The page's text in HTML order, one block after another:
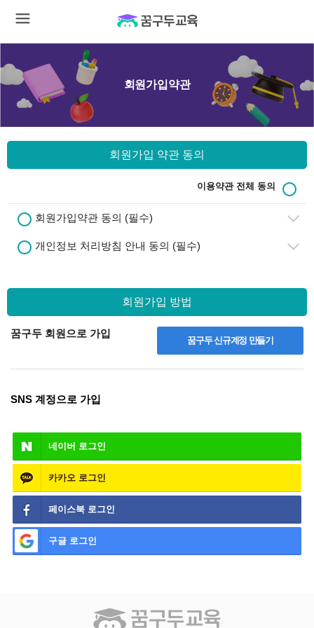
회원가입약관
회원가입 약관 동의
이용약관 전체 동의
회원가입약관 동의 (필수)
개인정보 처리방침 안내 동의 (필수)
회원가입 방법
꿈구두 회원으로 가입
꿈구두 신규계정 만들기
SNS 계정으로 가입
네이버 로그인
카카오 로그인
페이스북 로그인
구글 로그인